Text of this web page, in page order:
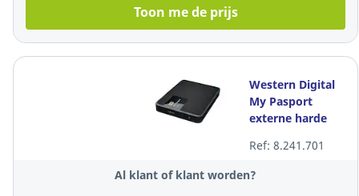
Toon me de prijs
Western Digital
My Pasport
externe harde
Ref: 8.241.701
Al klant of klant worden?